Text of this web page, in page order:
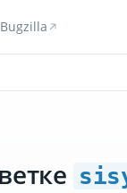
Bugzilla